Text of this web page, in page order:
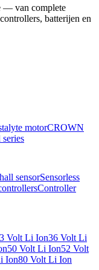
— van complete
batterijen en
motorCROWN
sensorSensorless
Controller
Volt Li Ion36 Volt Li
50 Volt Li Ion52 Volt
Ion80 Volt Li Ion